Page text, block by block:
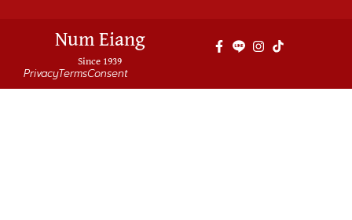
Num Eiang
Since 1939
PrivacyTermsConsent